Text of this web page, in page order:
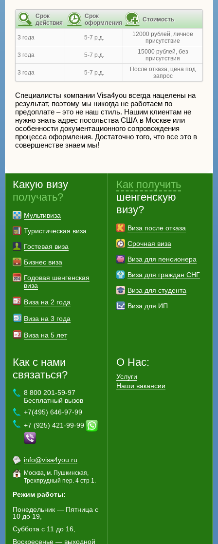
Срок
действия
Срок
оформления
Стоимость
3 года 5-7 р.д.
12000 рублей, личное
присутствие
3 года 5-7 р.д.
15000 рублей, без
присутствия
3 года 5-7 р.д.
После отказа, цена под
запрос
Специалисты компании Visa4you всегда нацелены на
результат, поэтому мы никогда не работаем по
предоплате – это не наш стиль. Нашим клиентам не
нужно знать адрес посольства США в Москве или
особенности документационного сопровождения
процесса оформления. Достаточно того, что все это в
совершенстве знаем мы!
Какую визу
получать?
Мультивиза
Туристическая виза
Гостевая виза
Бизнес виза
Годовая шенгенская
виза
Виза на 2 года
Виза на 3 года
Виза на 5 лет
Как получить
шенгенскую
визу?
Виза после отказа
Срочная виза
Виза для пенсионера
Виза для граждан СНГ
Виза для студента
Виза для ИП
Как с нами
связаться?
8 800 201-59-97
Бесплатный вызов
+7(495) 646-97-99
+7 (925) 421-99-99
info@visa4you.ru
Москва, м. Пушкинская,
Трехпрудный пер. 4 стр 1.
Режим работы:
Понедельник — Пятница с
10 до 19,
Суббота с 11 до 16,
Воскресенье — выходной
О Нас:
Услуги
Наши вакансии